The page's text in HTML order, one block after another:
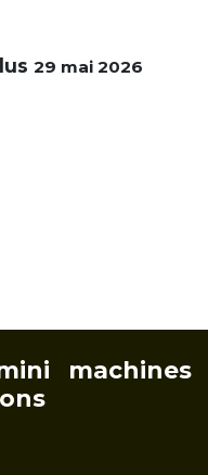
29 mai 2026
machines